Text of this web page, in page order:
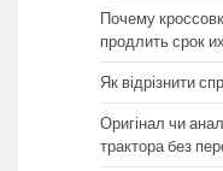
Почему
продлить срок
Як відрізнити
Оригінал чи
трактора без